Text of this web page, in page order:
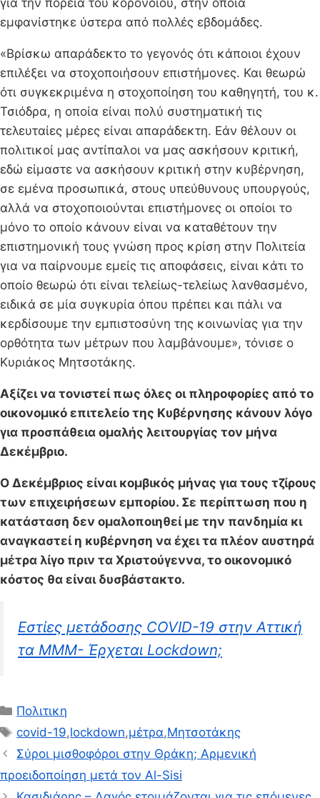
εμφανίστηκε ύστερα από πολλές εβδομάδες.
«Βρίσκω απαράδεκτο το γεγονός ότι κάποιοι έχουν
επιλέξει να στοχοποιήσουν επιστήμονες. Και θεωρώ
ότι συγκεκριμένα η στοχοποίηση του καθηγητή, του κ.
Τσιόδρα, η οποία είναι πολύ συστηματική τις
τελευταίες μέρες είναι απαράδεκτη. Εάν θέλουν οι
πολιτικοί μας αντίπαλοι να μας ασκήσουν κριτική,
εδώ είμαστε να ασκήσουν κριτική στην κυβέρνηση,
σε εμένα προσωπικά, στους υπεύθυνους υπουργούς,
αλλά να στοχοποιούνται επιστήμονες οι οποίοι το
μόνο το οποίο κάνουν είναι να καταθέτουν την
επιστημονική τους γνώση προς κρίση στην Πολιτεία
για να παίρνουμε εμείς τις αποφάσεις, είναι κάτι το
οποίο θεωρώ ότι είναι τελείως-τελείως λανθασμένο,
ειδικά σε μία συγκυρία όπου πρέπει και πάλι να
κερδίσουμε την εμπιστοσύνη της κοινωνίας για την
ορθότητα των μέτρων που λαμβάνουμε», τόνισε ο
Κυριάκος Μητσοτάκης.
Αξίζει να τονιστεί πως όλες οι πληροφορίες από το
οικονομικό επιτελείο της Κυβέρνησης κάνουν λόγο
για προσπάθεια ομαλής λειτουργίας τον μήνα
Δεκέμβριο.
Ο Δεκέμβριος είναι κομβικός μήνας για τους τζίρους
των επιχειρήσεων εμπορίου. Σε περίπτωση που η
κατάσταση δεν ομαλοποιηθεί με την πανδημία κι
αναγκαστεί η κυβέρνηση να έχει τα πλέον αυστηρά
μέτρα λίγο πριν τα Χριστούγεννα, το οικονομικό
κόστος θα είναι δυσβάστακτο.
Εστίες μετάδοσης COVID-19 στην Αττική
τα ΜΜΜ- Έρχεται Lockdown;
Κατηγορίες
Πολιτικη
Ετικέτες
covid-19,lockdown,μέτρα,Μητσοτάκης
Σύροι μισθοφόροι στην Θράκη; Αρμενική
προειδοποίηση μετά τον Αl-Sisi